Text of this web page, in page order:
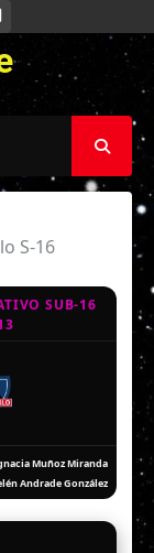
FLICKR
S-16
SUB-16
Muñoz Miranda
Andrade González